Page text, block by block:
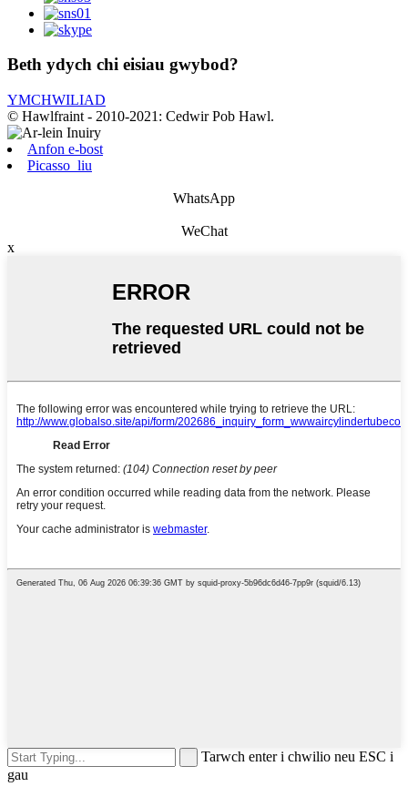
Beth ydych chi eisiau gwybod?
YMCHWILIAD
© Hawlfraint - 2010-2021: Cedwir Pob Hawl.
Anfon e-bost
Picasso_liu
WhatsApp
WeChat
x
Tarwch enter i chwilio neu ESC i
gau